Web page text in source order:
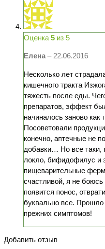
Оценка 5 из 5
Елена – 22.06.2016
Несколько лет
кишечного тракта
тяжесть после еды.
препаратов, эффект
начиналось заново как
Посоветовали
конечно, аптечные не
добавки… Но все таки,
локло, бифидофилус и
пищеварительные
счастливой, я не боюсь
появится понос,
буквально все. Прошло
прежних симптомов!
Добавить отзыв